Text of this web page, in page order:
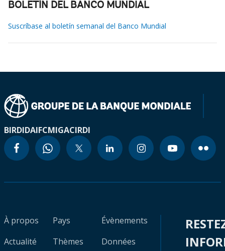
BOLETÍN DEL BANCO MUNDIAL
Suscríbase al boletín semanal del Banco Mundial
BIRDIDAIFCMIGACIRDI
À propos
Actualité
Pays
Thèmes
Évènements
Données